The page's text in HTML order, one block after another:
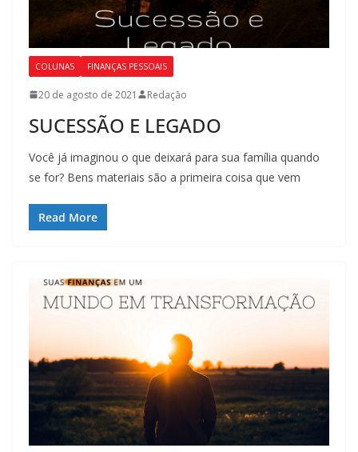
COLUNAS FINANÇAS PESSOAIS
20 de agosto de 2021 Redação
SUCESSÃO E LEGADO
Você já imaginou o que deixará para sua família quando
se for? Bens materiais são a primeira coisa que vem
Read More